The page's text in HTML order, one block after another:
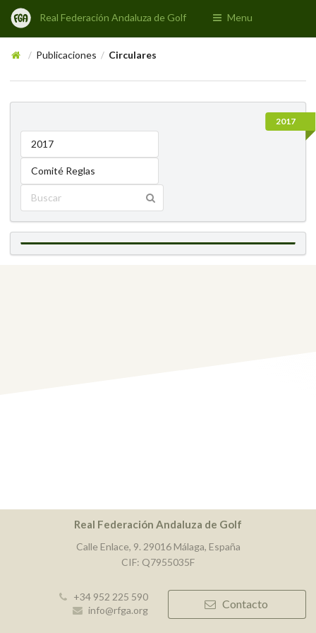
Real Federación Andaluza de Golf Menu
/ Publicaciones / Circulares
2017
2017
Comité Reglas
Real Federación Andaluza de Golf
Calle Enlace, 9. 29016 Málaga, España
CIF: Q7955035F
+34 952 225 590
info@rfga.org
Contacto